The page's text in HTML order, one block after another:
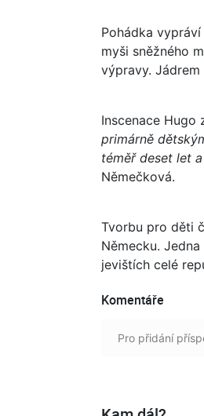
Pohádka
myši sněžného
výpravy.
Inscenace Hugo
primárně
téměř deset let
Němečková.
Tvorbu pro děti
Německu.
jevištích celé
Komentáře
Pro přidání